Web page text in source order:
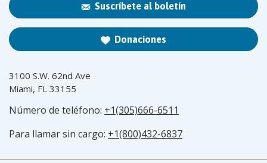
Suscríbete al boletín
Donaciones
3100 S.W. 62nd Ave
Miami, FL 33155
Número de teléfono: +1(305)666-6511
Para llamar sin cargo: +1(800)432-6837